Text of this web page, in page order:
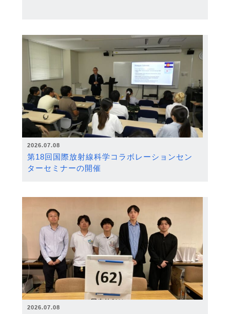
2026.07.08
第18回国際放射線科学コラボレーションセン
ターセミナーの開催
2026.07.08